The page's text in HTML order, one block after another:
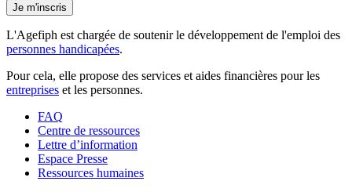
Je m'inscris
L'Agefiph est chargée de soutenir le développement de l'emploi des
personnes handicapées.
Pour cela, elle propose des services et aides financières pour les
entreprises et les personnes.
FAQ
Centre de ressources
Lettre d’information
Espace Presse
Ressources humaines